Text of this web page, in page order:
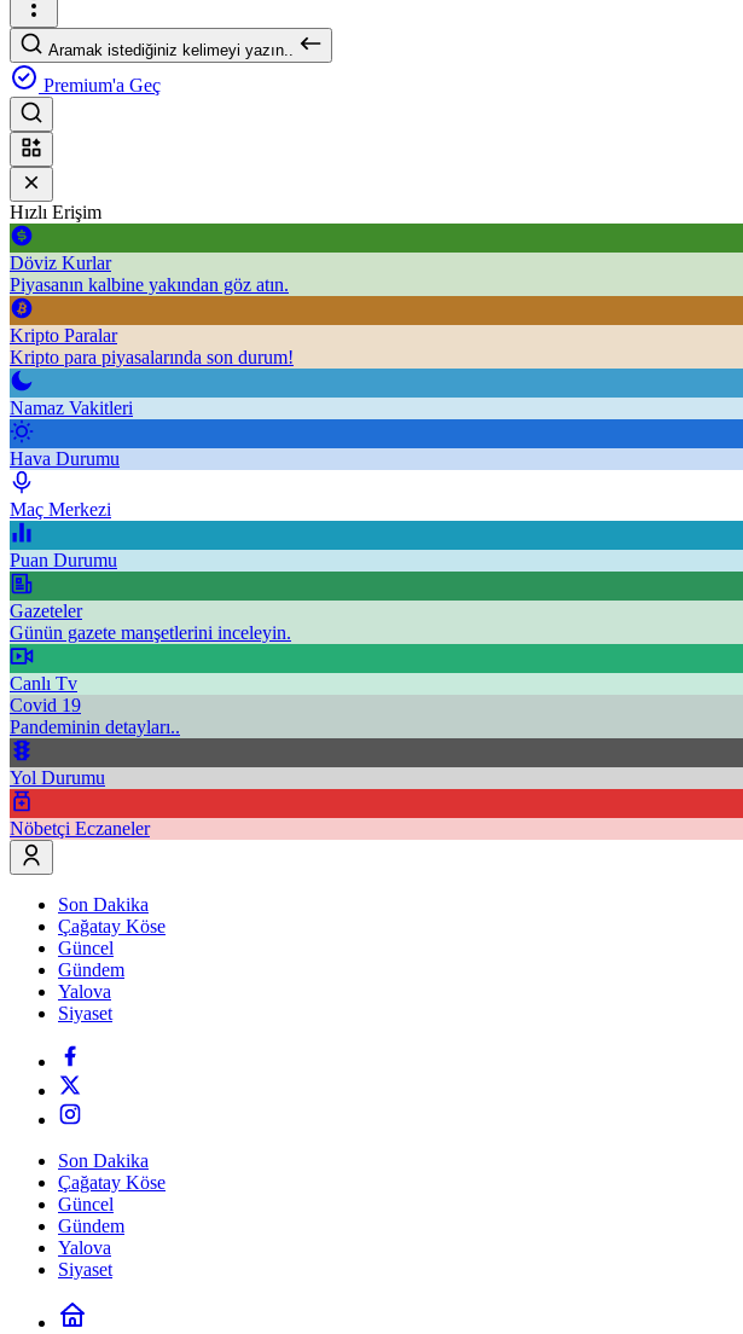
Aramak istediğiniz kelimeyi yazın..
Premium'a Geç
Hızlı Erişim
Döviz Kurlar
Piyasanın kalbine yakından göz atın.
Kripto Paralar
Kripto para piyasalarında son durum!
Namaz Vakitleri
Hava Durumu
Maç Merkezi
Puan Durumu
Gazeteler
Günün gazete manşetlerini inceleyin.
Canlı Tv
Covid 19
Pandeminin detayları..
Yol Durumu
Nöbetçi Eczaneler
Son Dakika
Çağatay Köse
Güncel
Gündem
Yalova
Siyaset
Son Dakika
Çağatay Köse
Güncel
Gündem
Yalova
Siyaset